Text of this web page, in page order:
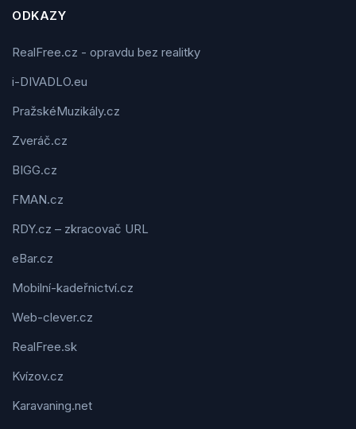
ODKAZY
RealFree.cz - opravdu bez realitky
i-DIVADLO.eu
PražskéMuzikály.cz
Zveráč.cz
BIGG.cz
FMAN.cz
RDY.cz – zkracovač URL
eBar.cz
Mobilní-kadeřnictví.cz
Web-clever.cz
RealFree.sk
Kvízov.cz
Karavaning.net